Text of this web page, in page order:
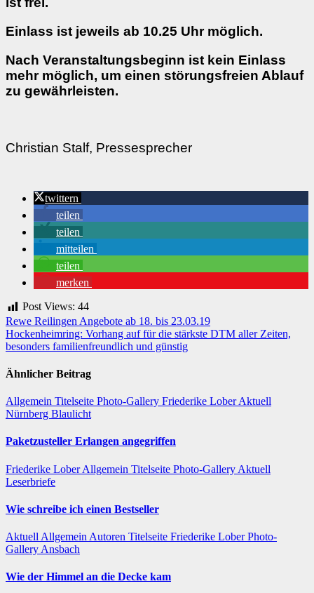
Einlass ist jeweils ab 10.25 Uhr möglich.
Nach Veranstaltungsbeginn ist kein Einlass
mehr möglich, um einen störungsfreien Ablauf
zu gewährleisten.
Christian Stalf, Pressesprecher
twittern
teilen
teilen
mitteilen
teilen
merken
Post Views: 44
Beitragsnavigation
Rewe Reilingen Angebote ab 18. bis 23.03.19
Hockenheimring: Vorhang auf für die stärkste DTM aller Zeiten,
besonders familienfreundlich und günstig
Ähnlicher Beitrag
Allgemein Titelseite Photo-Gallery Friederike LoberAktuell
Nürnberg Blaulicht
Paketzusteller Erlangen angegriffen
Friederike LoberAllgemein Titelseite Photo-Gallery Aktuell
Leserbriefe
Wie schreibe ich einen Bestseller
Aktuell Allgemein Autoren Titelseite Friederike LoberPhoto-
Gallery Ansbach
Wie der Himmel an die Decke kam